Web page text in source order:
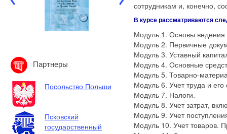
Партнеры
Посольство Польши
Псковский
государственный
сотрудникам и, конечно,
В курсе рассматриваются
Модуль 1. Основы ведения
Модуль 2. Первичные
Модуль 3. Уставный
Модуль 4. Основные
Модуль 5. Товарно-
Модуль 6. Учет труда и его
Модуль 7. Налоги.
Модуль 8. Учет затрат,
Модуль 9. Учет
Модуль 10. Учет товаров.